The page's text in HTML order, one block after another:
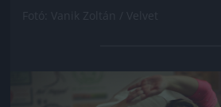
Jön még kép!